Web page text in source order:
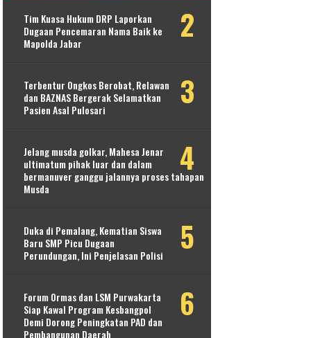
Tim Kuasa Hukum DRP Laporkan
Dugaan Pencemaran Nama Baik ke
Mapolda Jabar
Terbentur Ongkos Berobat, Relawan
dan BAZNAS Bergerak Selamatkan
Pasien Asal Pulosari
Jelang musda golkar, Mahesa Jenar
ultimatum pihak luar dan dalam
bermanuver ganggu jalannya proses tahapan
Musda
Duka di Pemalang, Kematian Siswa
Baru SMP Picu Dugaan
Perundungan, Ini Penjelasan Polisi
Forum Ormas dan LSM Purwakarta
Siap Kawal Program Kesbangpol
Demi Dorong Peningkatan PAD dan
Pembangunan Daerah